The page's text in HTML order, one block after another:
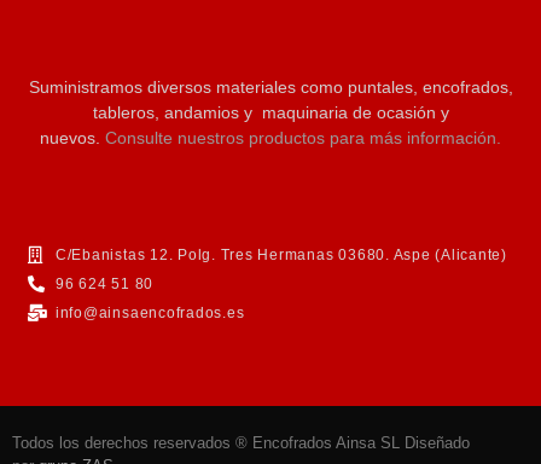
Suministramos diversos materiales como puntales, encofrados,
tableros, andamios y maquinaria de ocasión y
nuevos. Consulte nuestros productos para más información.
C/Ebanistas 12. Polg. Tres Hermanas 03680. Aspe (Alicante)
96 624 51 80
info@ainsaencofrados.es
Todos los derechos reservados ® Encofrados Ainsa SL Diseñado